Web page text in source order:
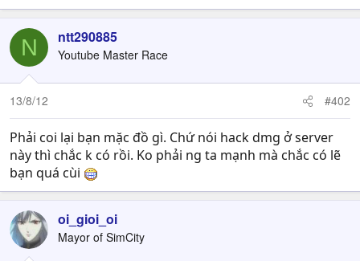
N ntt290885
Youtube Master Race
13/8/12 #402
Phải coi lại bạn mặc đồ gì. Chứ nói hack dmg ở server
này thì chắc k có rồi. Ko phải ng ta mạnh mà chắc có lẽ
bạn quá cùi
oi_gioi_oi
Mayor of SimCity